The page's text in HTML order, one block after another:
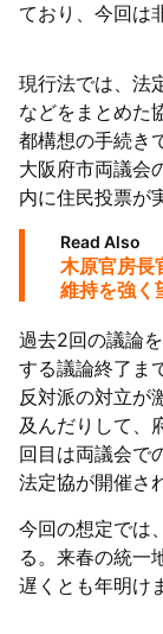
ており、今回は
現行法では、法
などをまとめた
都構想の手続き
大阪府市両議会
内に住民投票が
Read Also
木原官房
維持を強く
過去2回の議論
する議論終了ま
反対派の対立が
及んだりして、
回目は両議会で
法定協が開催さ
今回の想定では
る。来春の統一
遅くとも年明け